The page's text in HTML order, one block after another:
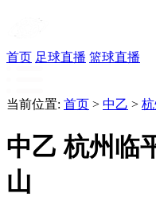
首页 足球直播 篮球直播
当前位置: 首页 > 中乙 >
中乙 杭州临
山